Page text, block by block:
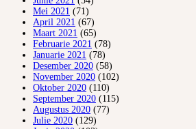
Mei 2021 (71)
April 2021 (67)
Maart 2021 (65)
Februarie 2021 (78)
Januarie 2021 (78)
Desember 2020 (58)
November 2020 (102)
Oktober 2020 (110)
September 2020 (115)
Augustus 2020 (77)
Julie 2020 (129)